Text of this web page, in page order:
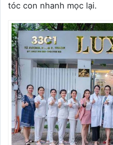
tóc con nhanh mọc lại.